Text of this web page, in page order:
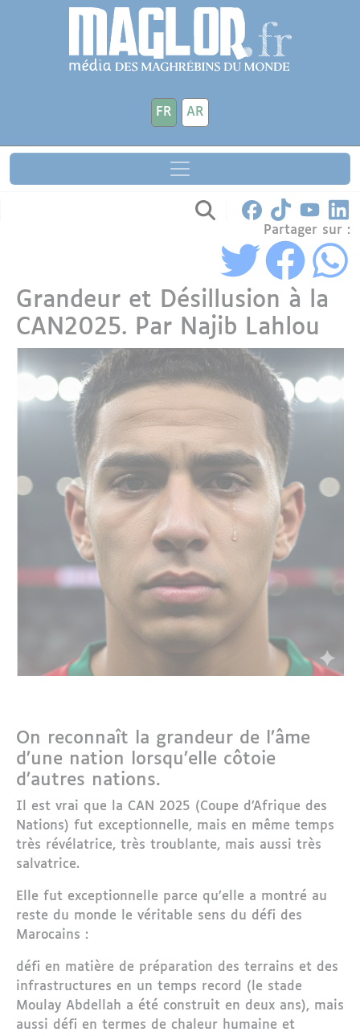
Aller au contenu principal
FR AR
Partager sur :
Grandeur et Désillusion à la
CAN2025. Par Najib Lahlou
On reconnaît la grandeur de l’âme
d’une nation lorsqu’elle côtoie
d’autres nations.
Il est vrai que la CAN 2025 (Coupe d’Afrique des
Nations) fut exceptionnelle, mais en même temps
très révélatrice, très troublante, mais aussi très
salvatrice.
Elle fut exceptionnelle parce qu’elle a montré au
reste du monde le véritable sens du défi des
Marocains :
défi en matière de préparation des terrains et des
infrastructures en un temps record (le stade
Moulay Abdellah a été construit en deux ans), mais
aussi défi en termes de chaleur humaine et
Panneau de gestion des cookies